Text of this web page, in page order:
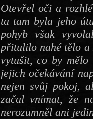
Otevřel oči a
ta tam byla jeho
pohyb však
přitulilo nahé tělo a
vytušit, co by mělo
jejich očekávání
nejen svůj pokoj,
začal vnímat, že
nerozumněl ani